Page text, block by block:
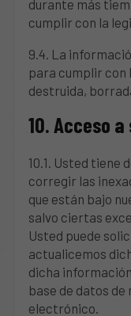
durante más
cumplir con la
9.4. La
para cumplir con
destruida,
10. Acceso
10.1. Usted tiene
corregir las
que están bajo
salvo ciertas
Usted puede
actualicemos
dicha
base de datos
electrónico.